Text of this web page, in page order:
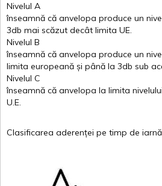
Nivelul A
înseamnă că anvelopa produce un
3db mai scăzut decât limita UE.
Nivelul B
înseamnă că anvelopa produce un
limita europeană și până la 3db sub
Nivelul C
înseamnă că anvelopa la limita nivelului
U.E.
Clasificarea aderenței pe timp de iarnă